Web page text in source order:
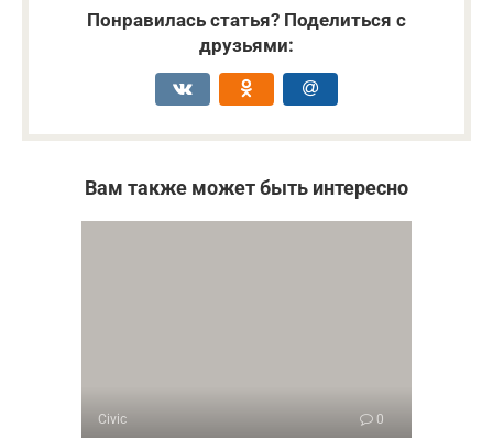
Понравилась статья? Поделиться с
друзьями:
Вам также может быть интересно
Civic 0